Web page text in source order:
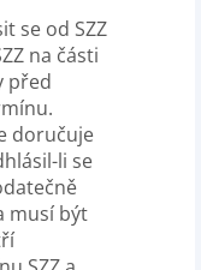
se od SZZ
na části
před
doručuje
li se
musí být